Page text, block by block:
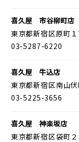
喜久屋 市谷柳町店
東京都新宿区原町１
03-5287-6220
喜久屋 牛込店
東京都新宿区南山
03-5225-3656
喜久屋 神楽坂店
東京都新宿区袋町２